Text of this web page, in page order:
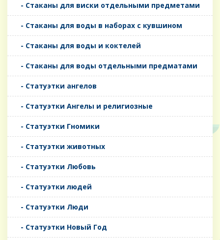
- Стаканы для виски отдельными предметами
- Стаканы для воды в наборах с кувшином
- Стаканы для воды и коктелей
- Стаканы для воды отдельными предматами
- Статуэтки ангелов
- Статуэтки Ангелы и религиозные
- Статуэтки Гномики
- Статуэтки животных
- Статуэтки Любовь
- Статуэтки людей
- Статуэтки Люди
- Статуэтки Новый Год